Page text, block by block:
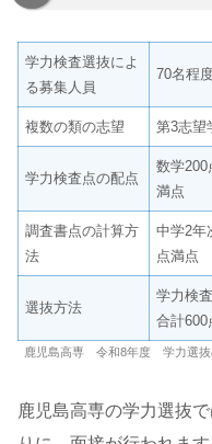
学力検査選抜によ
る募集人員
70名程
複数の類の志望 第3志望
学力検査点の配点
数学200
満点
調査書点の計算方
法
中学2年
点満点
選抜方法
学力検
合計600
鹿児島高専 令和8年度 学力選抜
鹿児島高専の学力選抜